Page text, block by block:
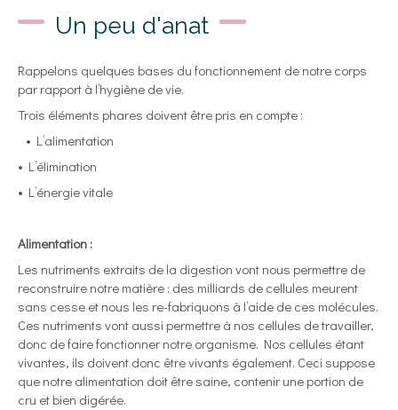
Un peu d'anat
Rappelons quelques bases du fonctionnement de notre corps
par rapport à l’hygiène de vie.
Trois éléments phares doivent être pris en compte :
• L’alimentation
• L’élimination
• L’énergie vitale
Alimentation :
Les nutriments extraits de la digestion vont nous permettre de
reconstruire notre matière : des milliards de cellules meurent
sans cesse et nous les re-fabriquons à l’aide de ces molécules.
Ces nutriments vont aussi permettre à nos cellules de travailler,
donc de faire fonctionner notre organisme. Nos cellules étant
vivantes, ils doivent donc être vivants également. Ceci suppose
que notre alimentation doit être saine, contenir une portion de
cru et bien digérée.